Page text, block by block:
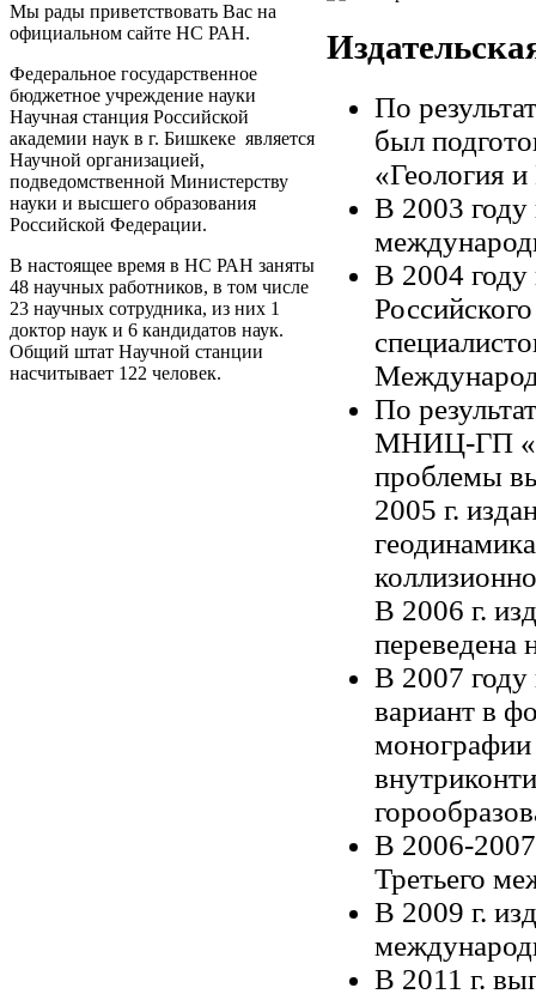
Мы рады приветствовать Вас на
официальном сайте НС РАН.
Федеральное государственное
бюджетное учреждение науки
Научная станция Российской
академии наук в г. Бишкеке является
Научной организацией,
подведомственной Министерству
науки и высшего образования
Российской Федерации.
В настоящее время в НС РАН заняты
48 научных работников, в том числе
23 научных сотрудника, из них 1
доктор наук и 6 кандидатов наук.
Общий штат Научной станции
насчитывает 122 человек.
По
был
«Геология
В 2003 году
В 2004 году
По
МНИЦ-ГП
проблемы
2005 г.
В 2006 г.
переведена
В 2007 году
вариант в
монографии
В 2006-2007
Третьего
В 2009 г.
В 2011 г.